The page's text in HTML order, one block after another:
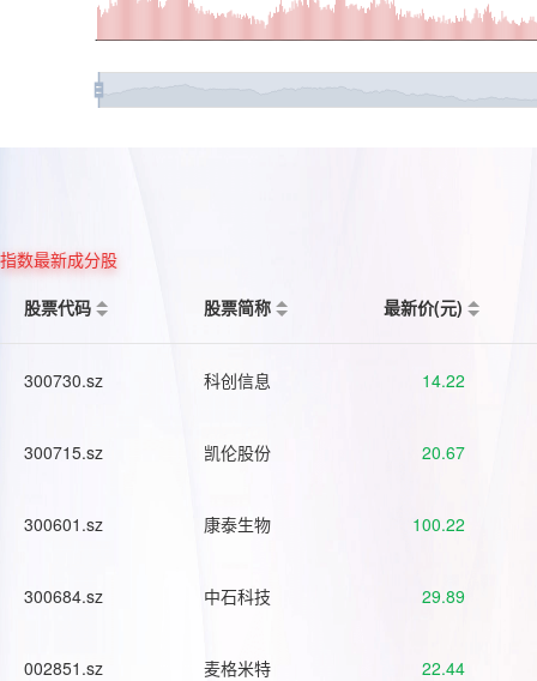
指数最新成分股
股票代码
股票简称 最新价(元)
300730.sz 科创信息 14.22
300715.sz 凯伦股份 20.67
300601.sz 康泰生物 100.22
300684.sz 中石科技 29.89
002851.sz 麦格米特 22.44